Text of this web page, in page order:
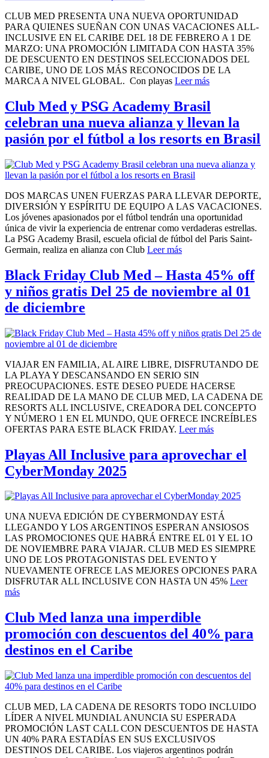
CLUB MED PRESENTA UNA NUEVA OPORTUNIDAD
PARA QUIENES SUEÑAN CON UNAS VACACIONES ALL-
INCLUSIVE EN EL CARIBE DEL 18 DE FEBRERO A 1 DE
MARZO: UNA PROMOCIÓN LIMITADA CON HASTA 35%
DE DESCUENTO EN DESTINOS SELECCIONADOS DEL
CARIBE, UNO DE LOS MÁS RECONOCIDOS DE LA
MARCA A NIVEL GLOBAL. Con playas Leer más
Club Med y PSG Academy Brasil
celebran una nueva alianza y llevan la
pasión por el fútbol a los resorts en Brasil
DOS MARCAS UNEN FUERZAS PARA LLEVAR DEPORTE,
DIVERSIÓN Y ESPÍRITU DE EQUIPO A LAS VACACIONES.
Los jóvenes apasionados por el fútbol tendrán una oportunidad
única de vivir la experiencia de entrenar como verdaderas estrellas.
La PSG Academy Brasil, escuela oficial de fútbol del Paris Saint-
Germain, realiza en alianza con Club Leer más
Black Friday Club Med – Hasta 45% off
y niños gratis Del 25 de noviembre al 01
de diciembre
VIAJAR EN FAMILIA, AL AIRE LIBRE, DISFRUTANDO DE
LA PLAYA Y DESCANSANDO EN SERIO SIN
PREOCUPACIONES. ESTE DESEO PUEDE HACERSE
REALIDAD DE LA MANO DE CLUB MED, LA CADENA DE
RESORTS ALL INCLUSIVE, CREADORA DEL CONCEPTO
Y NÚMERO 1 EN EL MUNDO, QUE OFRECE INCREÍBLES
OFERTAS PARA ESTE BLACK FRIDAY. Leer más
Playas All Inclusive para aprovechar el
CyberMonday 2025
UNA NUEVA EDICIÓN DE CYBERMONDAY ESTÁ
LLEGANDO Y LOS ARGENTINOS ESPERAN ANSIOSOS
LAS PROMOCIONES QUE HABRÁ ENTRE EL 01 Y EL 1O
DE NOVIEMBRE PARA VIAJAR. CLUB MED ES SIEMPRE
UNO DE LOS PROTAGONISTAS DEL EVENTO Y
NUEVAMENTE OFRECE LAS MEJORES OPCIONES PARA
DISFRUTAR ALL INCLUSIVE CON HASTA UN 45% Leer
más
Club Med lanza una imperdible
promoción con descuentos del 40% para
destinos en el Caribe
CLUB MED, LA CADENA DE RESORTS TODO INCLUIDO
LÍDER A NIVEL MUNDIAL ANUNCIA SU ESPERADA
PROMOCIÓN LAST CALL CON DESCUENTOS DE HASTA
UN 40% PARA ESTADÍAS EN SUS EXCLUSIVOS
DESTINOS DEL CARIBE. Los viajeros argentinos podrán